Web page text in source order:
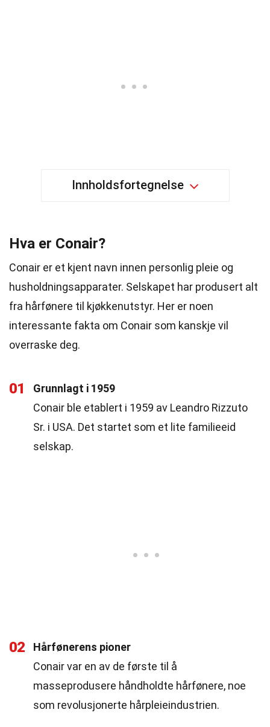
Innholdsfortegnelse
Hva er Conair?
Conair er et kjent navn innen personlig pleie og
husholdningsapparater. Selskapet har produsert alt
fra hårfønere til kjøkkenutstyr. Her er noen
interessante fakta om Conair som kanskje vil
overraske deg.
01
Grunnlagt i 1959
Conair ble etablert i 1959 av Leandro Rizzuto
Sr. i USA. Det startet som et lite familieeid
selskap.
02
Hårfønerens pioner
Conair var en av de første til å
masseprodusere håndholdte hårfønere, noe
som revolusjonerte hårpleieindustrien.